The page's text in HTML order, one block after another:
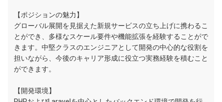
【ポジションの魅力】
グローバル展開を見据えた新規サービスの立ち上げに携わるこ
とができ、多様なスケール要件や機能拡張を経験することがで
きます。中堅クラスのエンジニアとして開発の中心的な役割を
担いながら、今後のキャリア形成に役立つ実務経験を積むこと
ができます。
【開発環境】